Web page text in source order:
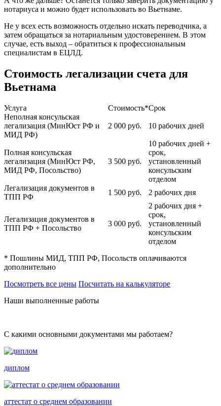
нотариуса и можно будет использовать во Вьетнаме.
Не у всех есть возможность отдельно искать переводчика, а
затем обращаться за нотариальным удостоверением. В этом
случае, есть выход – обратиться к профессиональным
специалистам в ЕЦЛД.
Стоимость легализации счета для
Вьетнама
Услуга Стоимость*Срок
Неполная консульская
легализация (МинЮст РФ и
МИД РФ)
2 000 руб. 10 рабочих дней
Полная консульская
легализация (МинЮст РФ,
МИД РФ, Посольство)
3 500 руб.
10 рабочих дней +
срок,
установленный
консульским
отделом
Легализация документов в
ТПП РФ
1 500 руб. 2 рабочих дня
Легализация документов в
ТПП РФ + Посольство
3 000 руб.
2 рабочих дня +
срок,
установленный
консульским
отделом
* Пошлины МИД, ТПП РФ, Посольств оплачиваются
дополнительно
Посмотреть все цены Посчитать на калькуляторе
Наши выполненные работы
С какими основными документами мы работаем?
диплом
аттестат о среднем образовании